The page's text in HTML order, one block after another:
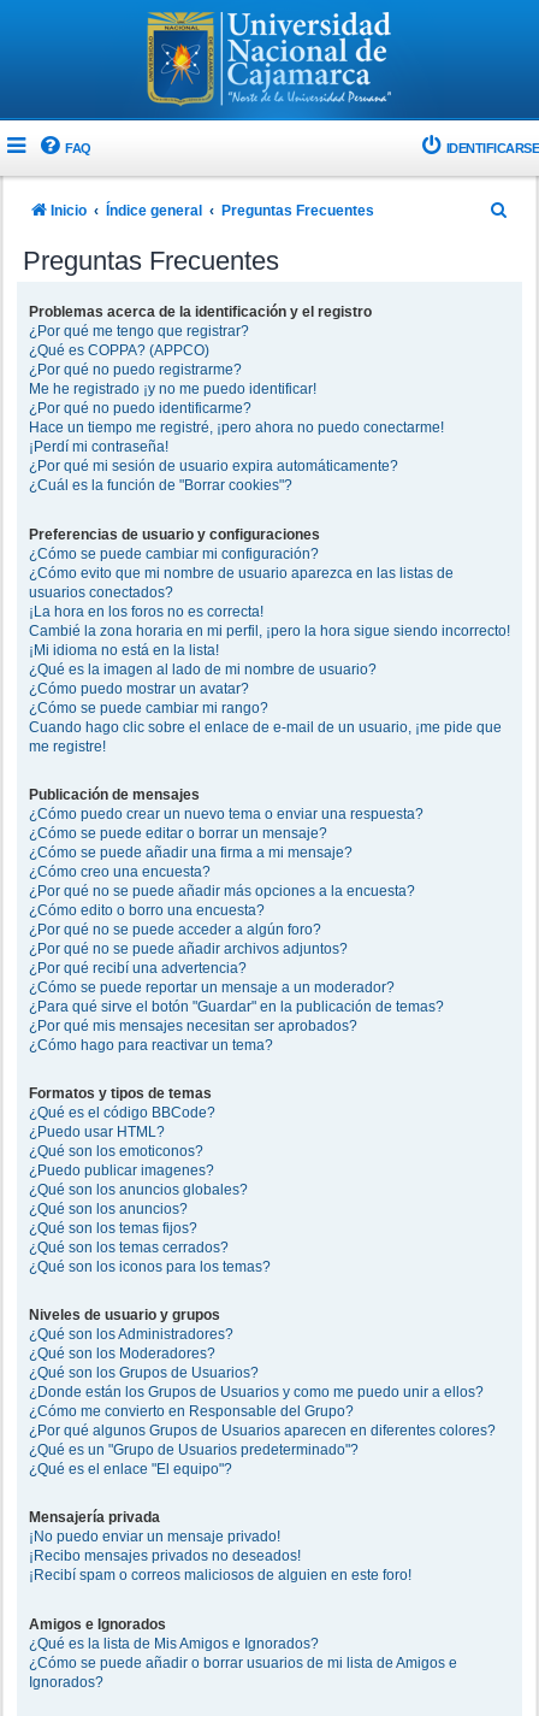
FAQ IDENTIFICARSE
Inicio Índice general Preguntas Frecuentes
Preguntas Frecuentes
Problemas acerca de la identificación y el registro
¿Por qué me tengo que registrar?
¿Qué es COPPA? (APPCO)
¿Por qué no puedo registrarme?
Me he registrado ¡y no me puedo identificar!
¿Por qué no puedo identificarme?
Hace un tiempo me registré, ¡pero ahora no puedo conectarme!
¡Perdí mi contraseña!
¿Por qué mi sesión de usuario expira automáticamente?
¿Cuál es la función de "Borrar cookies"?
Preferencias de usuario y configuraciones
¿Cómo se puede cambiar mi configuración?
¿Cómo evito que mi nombre de usuario aparezca en las listas de
usuarios conectados?
¡La hora en los foros no es correcta!
Cambié la zona horaria en mi perfil, ¡pero la hora sigue siendo incorrecto!
¡Mi idioma no está en la lista!
¿Qué es la imagen al lado de mi nombre de usuario?
¿Cómo puedo mostrar un avatar?
¿Cómo se puede cambiar mi rango?
Cuando hago clic sobre el enlace de e-mail de un usuario, ¡me pide que
me registre!
Publicación de mensajes
¿Cómo puedo crear un nuevo tema o enviar una respuesta?
¿Cómo se puede editar o borrar un mensaje?
¿Cómo se puede añadir una firma a mi mensaje?
¿Cómo creo una encuesta?
¿Por qué no se puede añadir más opciones a la encuesta?
¿Cómo edito o borro una encuesta?
¿Por qué no se puede acceder a algún foro?
¿Por qué no se puede añadir archivos adjuntos?
¿Por qué recibí una advertencia?
¿Cómo se puede reportar un mensaje a un moderador?
¿Para qué sirve el botón "Guardar" en la publicación de temas?
¿Por qué mis mensajes necesitan ser aprobados?
¿Cómo hago para reactivar un tema?
Formatos y tipos de temas
¿Qué es el código BBCode?
¿Puedo usar HTML?
¿Qué son los emoticonos?
¿Puedo publicar imagenes?
¿Qué son los anuncios globales?
¿Qué son los anuncios?
¿Qué son los temas fijos?
¿Qué son los temas cerrados?
¿Qué son los iconos para los temas?
Niveles de usuario y grupos
¿Qué son los Administradores?
¿Qué son los Moderadores?
¿Qué son los Grupos de Usuarios?
¿Donde están los Grupos de Usuarios y como me puedo unir a ellos?
¿Cómo me convierto en Responsable del Grupo?
¿Por qué algunos Grupos de Usuarios aparecen en diferentes colores?
¿Qué es un "Grupo de Usuarios predeterminado"?
¿Qué es el enlace "El equipo"?
Mensajería privada
¡No puedo enviar un mensaje privado!
¡Recibo mensajes privados no deseados!
¡Recibí spam o correos maliciosos de alguien en este foro!
Amigos e Ignorados
¿Qué es la lista de Mis Amigos e Ignorados?
¿Cómo se puede añadir o borrar usuarios de mi lista de Amigos e
Ignorados?